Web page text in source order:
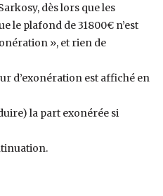
dès lors que les
le plafond de 31800€ n’est
», et rien de
d’exonération est affiché en
la part exonérée si